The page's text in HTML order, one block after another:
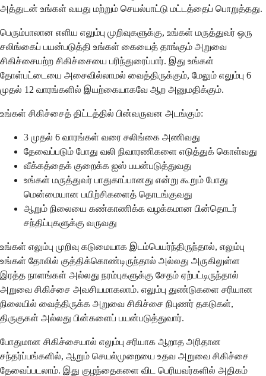
அத்துடன் உங்கள் வயது மற்றும் செயல்பாட்டு மட்டத்தைப் பொறுத்தது.
பெரும்பாலான எளிய எலும்பு முறிவுகளுக்கு, உங்கள் மருத்துவர் ஒரு
சலிங்கைப் பயன்படுத்தி உங்கள் கையைத் தாங்கும் அறுவை
சிகிச்சையற்ற சிகிச்சையை பரிந்துரைப்பார். இது உங்கள்
தோள்பட்டையை அசைவில்லாமல் வைத்திருக்கும், மேலும் எலும்பு 6
முதல் 12 வாரங்களில் இயற்கையாகவே ஆற அனுமதிக்கும்.
உங்கள் சிகிச்சைத் திட்டத்தில் பின்வருவன அடங்கும்:
3 முதல் 6 வாரங்கள் வரை சலிங்கை அணிவது
தேவைப்படும் போது வலி நிவாரணிகளை எடுத்துக் கொள்வது
வீக்கத்தைக் குறைக்க ஐஸ் பயன்படுத்துவது
உங்கள் மருத்துவர் பாதுகாப்பானது என்று கூறும் போது
மென்மையான பயிற்சிகளைத் தொடங்குவது
ஆறும் நிலையை கண்காணிக்க வழக்கமான பின்தொடர்
சந்திப்புகளுக்கு வருவது
உங்கள் எலும்பு முறிவு கடுமையாக இடம்பெயர்ந்திருந்தால், எலும்பு
உங்கள் தோலில் குத்திக்கொண்டிருந்தால் அல்லது அருகிலுள்ள
இரத்த நாளங்கள் அல்லது நரம்புகளுக்கு சேதம் ஏற்பட்டிருந்தால்
அறுவை சிகிச்சை அவசியமாகலாம். எலும்பு துண்டுகளை சரியான
நிலையில் வைத்திருக்க அறுவை சிகிச்சை நிபுணர் தகடுகள்,
திருகுகள் அல்லது பின்களைப் பயன்படுத்துவார்.
போதுமான சிகிச்சையால் எலும்பு சரியாக ஆறாத அரிதான
சந்தர்ப்பங்களில், ஆறும் செயல்முறையை உதவ அறுவை சிகிச்சை
தேவைப்படலாம். இது குழந்தைகளை விட பெரியவர்களில் அதிகம்